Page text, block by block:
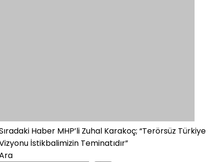
Haber MHP’li Zuhal Karakoç; “Terörsüz Türkiye
İstikbalimizin Teminatıdır”